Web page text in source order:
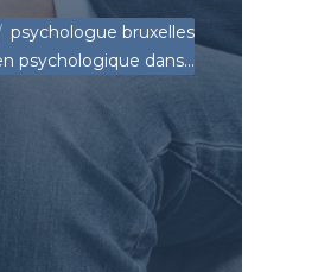
psychologue bruxelles
psychologique dans…